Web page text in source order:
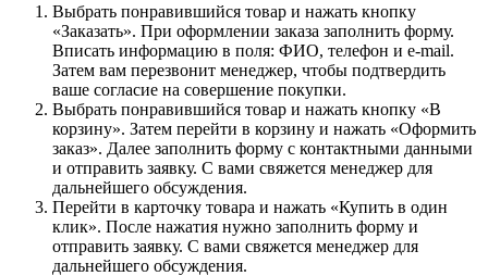
Выбрать понравившийся товар и нажать кнопку
«Заказать». При оформлении заказа заполнить форму.
Вписать информацию в поля: ФИО, телефон и e-mail.
Затем вам перезвонит менеджер, чтобы подтвердить
ваше согласие на совершение покупки.
Выбрать понравившийся товар и нажать кнопку «В
корзину». Затем перейти в корзину и нажать «Оформить
заказ». Далее заполнить форму с контактными данными
и отправить заявку. С вами свяжется менеджер для
дальнейшего обсуждения.
Перейти в карточку товара и нажать «Купить в один
клик». После нажатия нужно заполнить форму и
отправить заявку. С вами свяжется менеджер для
дальнейшего обсуждения.